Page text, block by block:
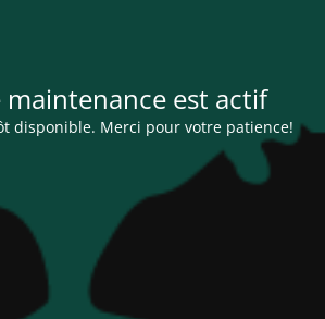
maintenance est actif
disponible. Merci pour votre patience!